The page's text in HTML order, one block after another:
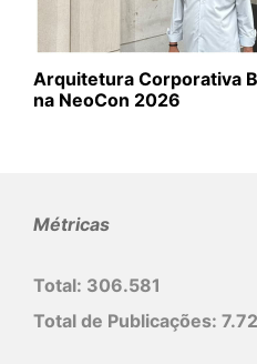
Arquitetura Corporativa
na NeoCon 2026
Métricas
Total: 306.581
Total de Publicações: